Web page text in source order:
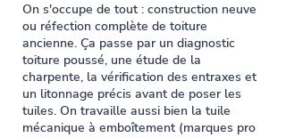
On s'occupe de tout : construction neuve
ou réfection complète de toiture
ancienne. Ça passe par un diagnostic
toiture poussé, une étude de la
charpente, la vérification des entraxes et
un litonnage précis avant de poser les
tuiles. On travaille aussi bien la tuile
mécanique à emboîtement (marques pro